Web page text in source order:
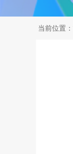
当前位置：